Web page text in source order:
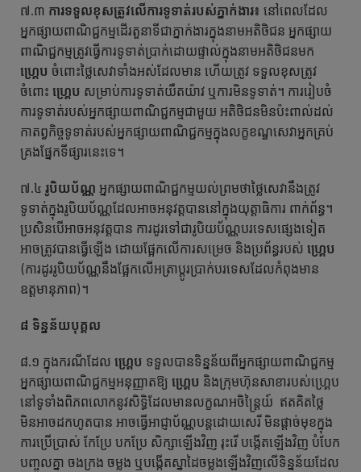
៧.៣ ការទទួលខុសត្រូវលើការទូទាត់របស់ភ្នាក់ងារ៖ នៅពេលដែល
អ្នកផ្សាយពាណិជ្ជកម្មដើរតួនាទីជាភ្នាក់ងារក្នុងនាមអតិថិជន អ្នកផ្សាយ
ពាណិជ្ជកម្មត្រូវធ្វើការទូទាត់ប្រាក់ដោយផ្ទាល់ក្នុងនាមអតិថិជនមក
ហ្គ្រេប ចំពោះថ្លៃសេវាទាំងអស់ដែលមាន ហើយត្រូវ ទទួលខុសត្រូវ
ចំពោះ ហ្គ្រេប សម្រាប់ការទូទាត់យឺតយ៉ាវ ឬការមិនទូទាត់។ ការរៀបចំ
ការទូទាត់របស់អ្នកផ្សាយពាណិជ្ជកម្មជាមួយ អតិថិជនមិនប៉ះពាល់ដល់
កាតព្វកិច្ចទូទាត់របស់អ្នកផ្សាយពាណិជ្ជកម្មក្នុងលក្ខខណ្ឌសេវាអ្នកគ្រប់
គ្រងផ្នែកទីផ្សារនេះទេ។
៧.៤ រូបិយប័ណ្ណ អ្នកផ្សាយពាណិជ្ជកម្មយល់ព្រមថាថ្លៃសេវានឹងត្រូវ
ទូទាត់ក្នុងរូបិយប័ណ្ណដែលអាចអនុវត្តបាននៅក្នុងយុត្តាធិការ ពាក់ព័ន្ធ។
ប្រសិនបើអាចអនុវត្តបាន ការដូរទៅជារូបិយប័ណ្ណបរទេសផ្សេងទៀត
អាចត្រូវបានធ្វើឡើង ដោយផ្អែកលើការសម្រេច និងប្រព័ន្ធរបស់ ហ្គ្រេប
(ការដូររូបិយប័ណ្ណនឹងផ្អែកលើអត្រាប្តូរប្រាក់បរទេសដែលកំពុងមាន
ឧត្តមានុភាព)។
៨ ទិន្នន័យបុគ្គល
៨.១ ក្នុងករណីដែល ហ្គ្រេប ទទួលបានទិន្នន័យពីអ្នកផ្សាយពាណិជ្ជកម្ម
អ្នកផ្សាយពាណិជ្ជកម្មអនុញ្ញាតឱ្យ ហ្គ្រេប និងក្រុមហ៊ុនសាខារបស់ហ្គ្រេប
នៅទូទាំងពិភពលោកនូវសិទ្ធិដែលមានលក្ខណអចិន្ដ្រៃយ៍ ឥតគិតថ្លៃ
មិនអាចដកហូតបាន អាចធ្វើអាជ្ញាប័ណ្ណបន្ដដោយសេរី មិនផ្តាច់មុខក្នុង
ការប្រើប្រាស់ កែប្រែ បកប្រែ សិក្សាឡើងវិញ រុះរើ បង្កើតឡើងវិញ បំបែក
បញ្ចូលគ្នា ចងក្រង ចម្លង ឬបង្កើតស្នាដៃចម្លងឡើងវិញលើទិន្នន័យដែល